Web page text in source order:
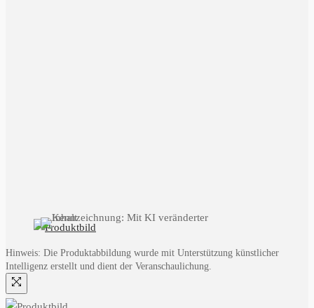
Hinweis: Die Produktabbildung wurde mit Unterstützung künstlicher
Intelligenz erstellt und dient der Veranschaulichung.